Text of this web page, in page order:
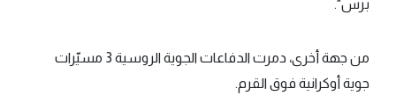
برس".
من جهة أخرى، دمرت الدفاعات الجوية الروسية 3 مسيّرات
جوية أوكرانية فوق القرم.